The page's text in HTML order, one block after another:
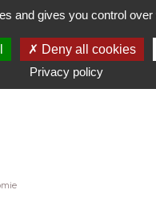
and gives you control
Deny all cookies
Privacy policy